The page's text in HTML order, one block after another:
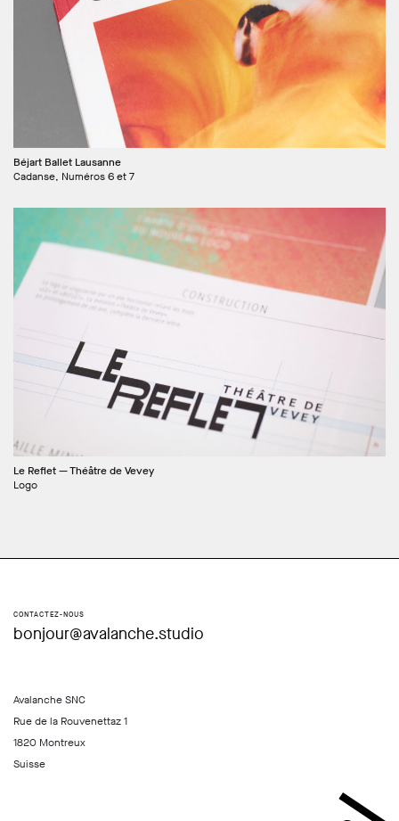
Béjart Ballet Lausanne
Cadanse, Numéros 6 et 7
Le Reflet — Théâtre de Vevey
Logo
CONTACTEZ-NOUS
bonjour@avalanche.studio
Avalanche SNC
Rue de la Rouvenettaz 1
1820 Montreux
Suisse